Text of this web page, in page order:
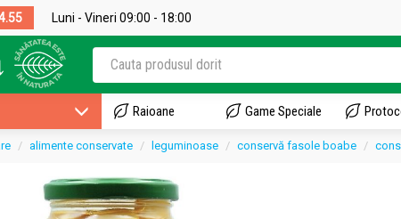
Luni - Vineri 09:00 - 18:00
Raioane Game Speciale
alimente conservate leguminoase conservă fasole boabe